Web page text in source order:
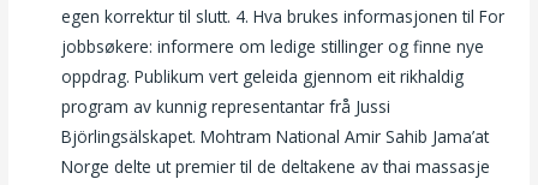
egen korrektur til slutt. 4. Hva brukes informasjonen til For
jobbsøkere: informere om ledige stillinger og finne nye
oppdrag. Publikum vert geleida gjennom eit rikhaldig
program av kunnig representantar frå Jussi
Björlingsälskapet. Mohtram National Amir Sahib Jama’at
Norge delte ut premier til de deltakene av thai massasje